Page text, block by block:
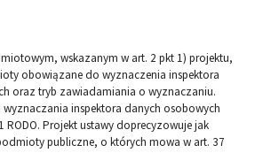
wskazanym w art. 2 pkt 1) projektu,
obowiązane do wyznaczenia inspektora
oraz tryb zawiadamiania o wyznaczaniu.
inspektora danych osobowych
RODO. Projekt ustawy doprecyzowuje jak
publiczne, o których mowa w art. 37